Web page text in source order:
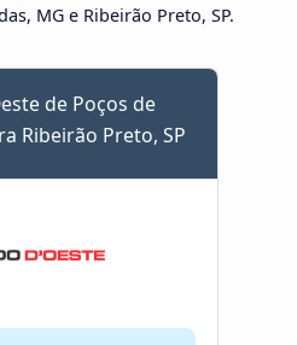
MG e Ribeirão Preto, SP.
de Poços de
Ribeirão Preto, SP